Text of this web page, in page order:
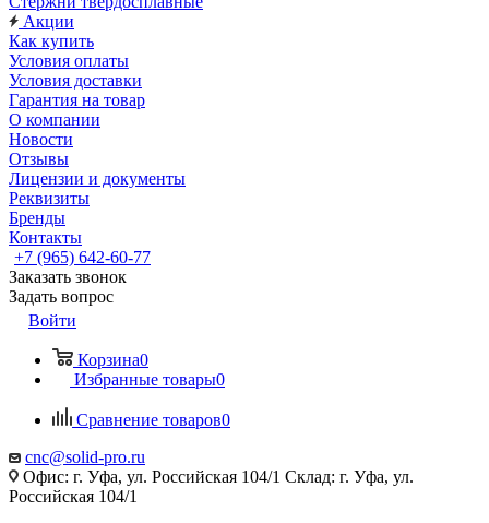
Акции
Как купить
Условия оплаты
Условия доставки
Гарантия на товар
О компании
Новости
Отзывы
Лицензии и документы
Реквизиты
Бренды
Контакты
+7 (965) 642-60-77
Заказать звонок
Задать вопрос
Войти
Корзина0
Избранные товары0
Сравнение товаров0
cnc@solid-pro.ru
Офис: г. Уфа, ул. Российская 104/1 Склад: г. Уфа, ул.
Российская 104/1